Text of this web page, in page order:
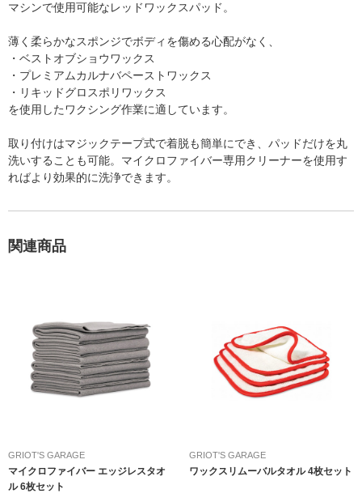
マシンで使用可能なレッドワックスパッド。
薄く柔らかなスポンジでボディを傷める心配がなく、
・ベストオブショウワックス
・プレミアムカルナバペーストワックス
・リキッドグロスポリワックス
を使用したワクシング作業に適しています。
取り付けはマジックテープ式で着脱も簡単にでき、パッドだけを丸
洗いすることも可能。マイクロファイバー専用クリーナーを使用す
ればより効果的に洗浄できます。
関連商品
GRIOT'S GARAGE
マイクロファイバー エッジレスタオ
ル 6枚セット
GRIOT'S GARAGE
ワックスリムーバルタオル 4枚セット